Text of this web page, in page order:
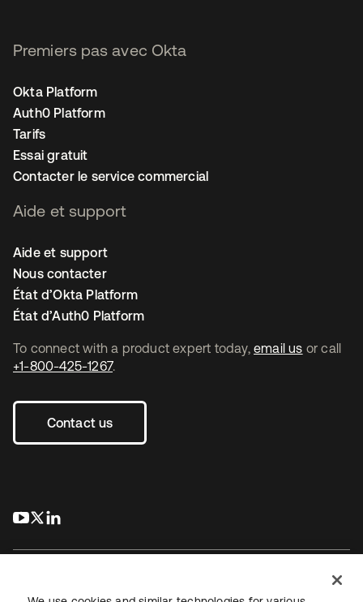
To connect with a product expert today, email us or call
+1-800-425-1267.
Contact us
s’ouvre dans un nouvel onglet
s’ouvre dans un nouvel onglet
Premiers pas avec Okta
Okta Platform
Auth0 Platform
Tarifs
Essai gratuit
Contacter le service commercial
Aide et support
Aide et support
Nous contacter
État d’Okta Platform
État d’Auth0 Platform